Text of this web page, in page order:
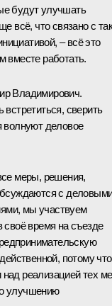
будут улучшать
всё, что связано с так
– всё это
вместе работать.
Владимирович.
сверить
волнуют деловое
меры, решения,
с
мы участвуем
своё время на съезде
потому что
реализацией тех
улучшению